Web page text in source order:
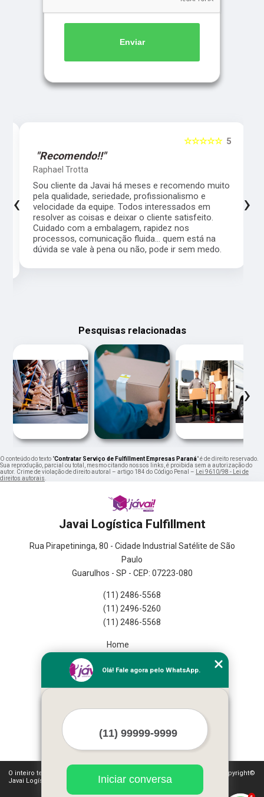
Enviar
5
☆☆☆☆☆
"Recomendo!!"
Raphael Trotta
Sou cliente da Javai há meses e recomendo muito
pela qualidade, seriedade, profissionalismo e
velocidade da equipe. Todos interessados em
resolver as coisas e deixar o cliente satisfeito.
Cuidado com a embalagem, rapidez nos
processos, comunicação fluida... quem está na
dúvida se vale à pena ou não, pode ir sem medo.
‹ ›
Pesquisas relacionadas
‹ ›
O conteúdo do texto "Contratar Serviço de Fulfillment Empresas Paraná" é de direito reservado.
Sua reprodução, parcial ou total, mesmo citando nossos links, é proibida sem a autorização do
autor. Crime de violação de direito autoral – artigo 184 do Código Penal –
Lei 9610/98 - Lei de
direitos autorais
Javai Logística Fulfillment
Rua Pirapetininga, 80 - Cidade Industrial Satélite de São
Paulo
Guarulhos - SP - CEP: 07223-080
(11) 2486-5568
(11) 2496-5260
(11) 2486-5568
Home
Missão
O inteiro teor deste site está sujeito à proteção de direitos autorais. Copyright©
Javai Logística Fulfillment (Lei 9610 de 19/02/1998)
Olá! Fale agora pelo WhatsApp.
Iniciar conversa